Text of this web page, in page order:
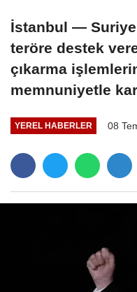
İstanbul —
teröre destek
çıkarma
memnuniyetle
YEREL HABERLER 08